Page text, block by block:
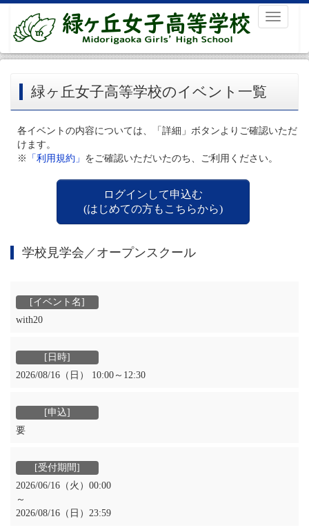
Toggle
緑ヶ丘女子高等学校のイベント一覧
各イベントの内容については、「詳細」ボタンよりご確認いただ
けます。
※
「利用規約」 をご確認いただいたのち、ご利用ください。
ログインして申込む
(はじめての方もこちらから)
学校見学会／オープンスクール
with20
2026/08/16（日） 10:00～12:30
要
2026/06/16（火）00:00
～
2026/08/16（日）23:59